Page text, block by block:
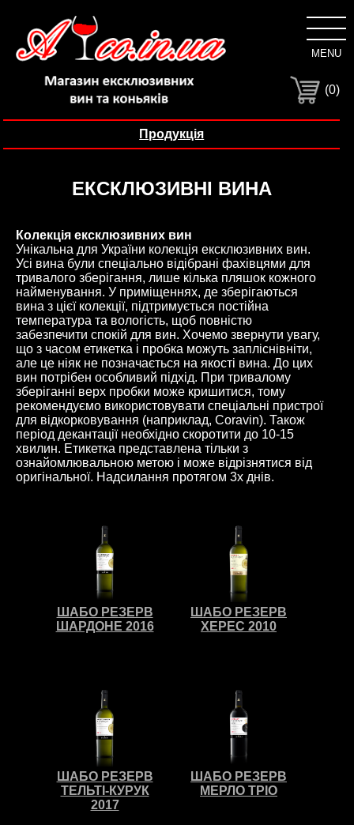
MENU
(0)
Продукція
ЕКСКЛЮЗИВНІ ВИНА
Колекція ексклюзивних вин
Унікальна для України колекція ексклюзивних вин.
Усі вина були спеціально відібрані фахівцями для
тривалого зберігання, лише кілька пляшок кожного
найменування. У приміщеннях, де зберігаються
вина з цієї колекції, підтримується постійна
температура та вологість, щоб повністю
забезпечити спокій для вин. Хочемо звернути увагу,
що з часом етикетка і пробка можуть запліснівніти,
але це ніяк не позначається на якості вина. До цих
вин потрібен особливий підхід. При тривалому
зберіганні верх пробки може кришитися, тому
рекомендуємо використовувати спеціальні пристрої
для відкорковування (наприклад, Coravin). Також
період декантації необхідно скоротити до 10-15
хвилин. Етикетка представлена ​​тільки з
ознайомлювальною метою і може відрізнятися від
оригінальної. Надсилання протягом 3х днів.
ШАБО РЕЗЕРВ
ШАРДОНЕ 2016
ШАБО РЕЗЕРВ
ХЕРЕС 2010
ШАБО РЕЗЕРВ
ТЕЛЬТІ-КУРУК
2017
ШАБО РЕЗЕРВ
МЕРЛО ТРІО